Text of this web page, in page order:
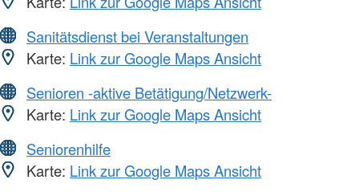
Sanitätsdienst bei Veranstaltungen
Karte: Link zur Google Maps Ansicht
Senioren -aktive Betätigung/Netzwerk-
Karte: Link zur Google Maps Ansicht
Seniorenhilfe
Karte: Link zur Google Maps Ansicht